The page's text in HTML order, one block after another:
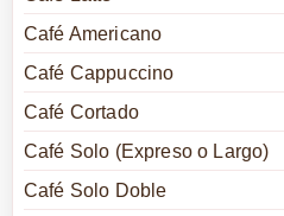
Café Americano
Café Cappuccino
Café Cortado
Café Solo (Expreso o Largo)
Café Solo Doble